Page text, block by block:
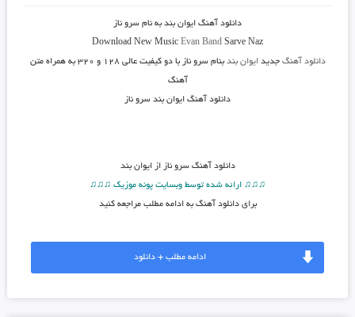
دانلود آهنگ ایوان بند به نام سرو ناز
Download New Music Evan Band Sarve Naz
دانلود آهنگ جدیدایوان بند بنام سرو ناز
با دو کیفیت عالی ۱۲۸ و ۳۲۰ به همراه متن
آهنگ
دانلود آهنگ ایوان بند سرو ناز
دانلود آهنگ سرو ناز از ایوان بند
♫♫♫ ارائه شده توسط وبسایت پونه موزیک ♫♫♫
برای دانلود آهنگ به ادامه مطلب مراجعه کنید
ادامه مطلب + دانلود